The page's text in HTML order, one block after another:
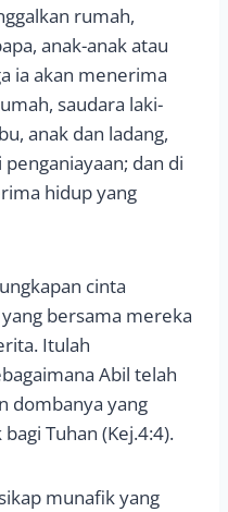
rumah,
anak-anak atau
ia akan menerima
saudara laki-
anak dan ladang,
dan di
hidup yang
cinta
bersama mereka
Itulah
Abil telah
dombanya yang
Tuhan (Kej.4:4).
munafik yang